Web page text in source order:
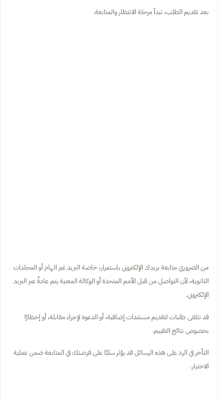
بعد تقديم الطلب، تبدأ مرحلة الانتظار والمتابعة.
من الضروري متابعة بريدك الإلكتروني باستمرار، خاصة البريد غير الهام أو المجلدات
الثانوية، لأن التواصل من قبل الأمم المتحدة أو الوكالة المعنية يتم عادةً عبر البريد
الإلكتروني.
قد تتلقى طلبات لتقديم مستندات إضافية، أو الدعوة لإجراء مقابلة، أو إخطارًا
بخصوص نتائج التقييم.
التأخر في الرد على هذه الرسائل قد يؤثر سلبًا على فرصتك في المتابعة ضمن عملية
الاختيار.